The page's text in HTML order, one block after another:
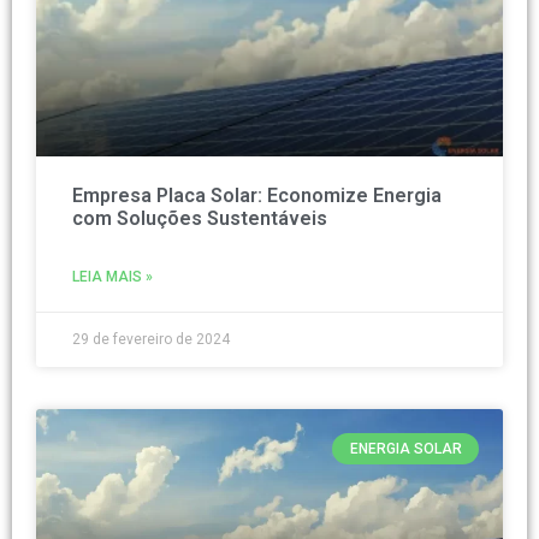
Empresa Placa Solar: Economize Energia
com Soluções Sustentáveis
LEIA MAIS »
29 de fevereiro de 2024
ENERGIA SOLAR